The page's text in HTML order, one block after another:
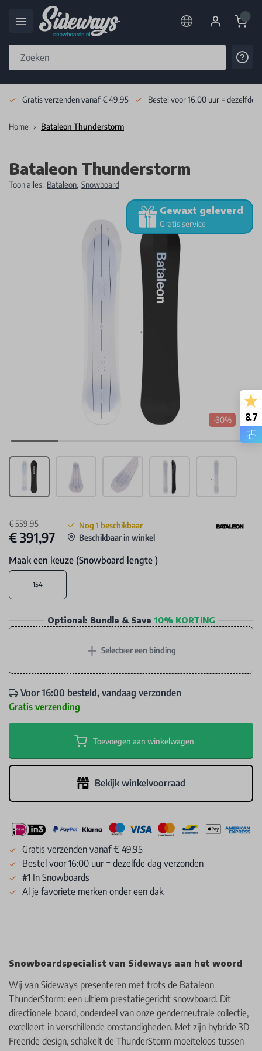
Cart
Gratis verzenden vanaf € 49.95 Bestel voor 16:00 uur = dezelfde
Home Bataleon Thunderstorm
Bataleon Thunderstorm
Toon alles: Bataleon, Snowboard
Gewaxt geleverd
Gratis service
-30%
€ 559,95
€ 391,97
Nog 1 beschikbaar
Beschikbaar in winkel
Maak een keuze (Snowboard lengte )
154
Optional: Bundle & Save 10% KORTING
+ Selecteer een binding
Voor 16:00 besteld, vandaag verzonden
Gratis verzending
Toevoegen aan winkelwagen
Bekijk winkelvoorraad
Gratis verzenden vanaf € 49.95
Bestel voor 16:00 uur = dezelfde dag verzonden
#1 In Snowboards
Al je favoriete merken onder een dak
Snowboardspecialist van Sideways aan het woord
Wij van Sideways presenteren met trots de Bataleon
ThunderStorm: een ultiem prestatiegericht snowboard. Dit
directionele board, onderdeel van onze genderneutrale collectie,
excelleert in verschillende omstandigheden. Met zijn hybride 3D
Freeride design, schakelt de ThunderStorm moeiteloos tussen
8.7